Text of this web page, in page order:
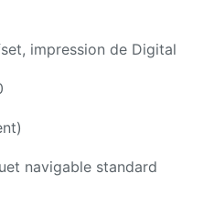
impression de Digital
navigable standard